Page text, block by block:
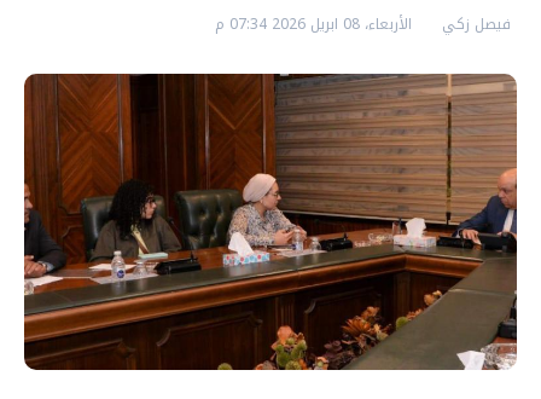
فيصل زكي الأربعاء، 08 ابريل 2026 07:34 م